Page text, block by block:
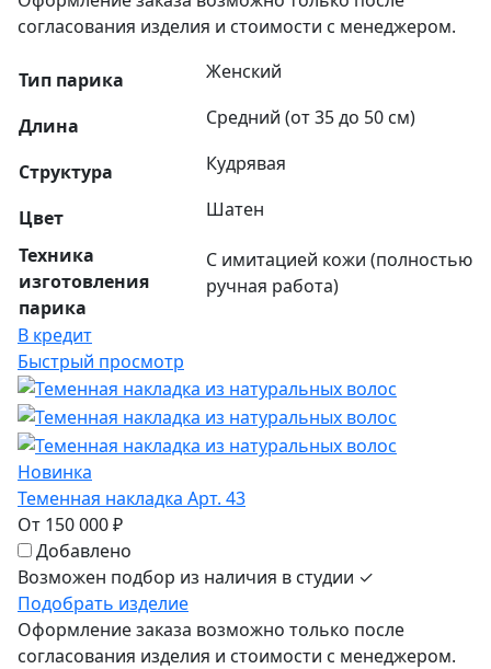
согласования изделия и стоимости с менеджером.
Тип парика Женский
Длина Средний (от 35 до 50 см)
Структура Кудрявая
Цвет
Шатен
Техника
изготовления
парика
С имитацией кожи (полностью
ручная работа)
В кредит
Быстрый просмотр
Новинка
Теменная накладка Арт. 43
От 150 000 ₽
Добавлено
Возможен подбор из наличия в студии ✓
Подобрать изделие
Оформление заказа возможно только после
согласования изделия и стоимости с менеджером.